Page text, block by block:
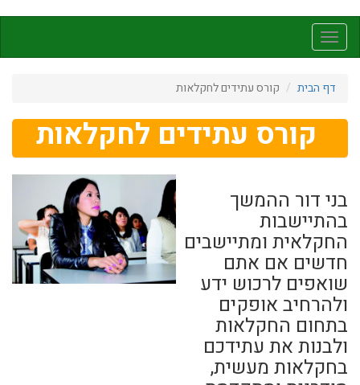
לתוכן
העיקריToggle
navigation
דף הבית
קורס עתידים לחקלאות
קורס עתידים לחקלאות
בני דור ההמשך
בהתיישבות
החקלאית ומתיישבים
חדשים אם אתם
שואפים לרכוש ידע
ולהרחיב אופקים
בתחום החקלאות
ולבנות את עתידכם
בחקלאות מעשית,